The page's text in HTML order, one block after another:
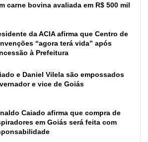
carne bovina avaliada em R$ 500 mil
da ACIA afirma que Centro de
“agora terá vida” após
à Prefeitura
e Daniel Vilela são empossados
e vice de Goiás
Caiado afirma que compra de
em Goiás será feita com